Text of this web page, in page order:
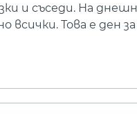
и съседи. На
Това е ден